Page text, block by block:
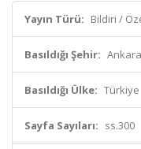
Yayın Türü: Bildiri /
Basıldığı Şehir: Ankara
Basıldığı Ülke: Türkiye
Sayfa Sayıları: ss.300